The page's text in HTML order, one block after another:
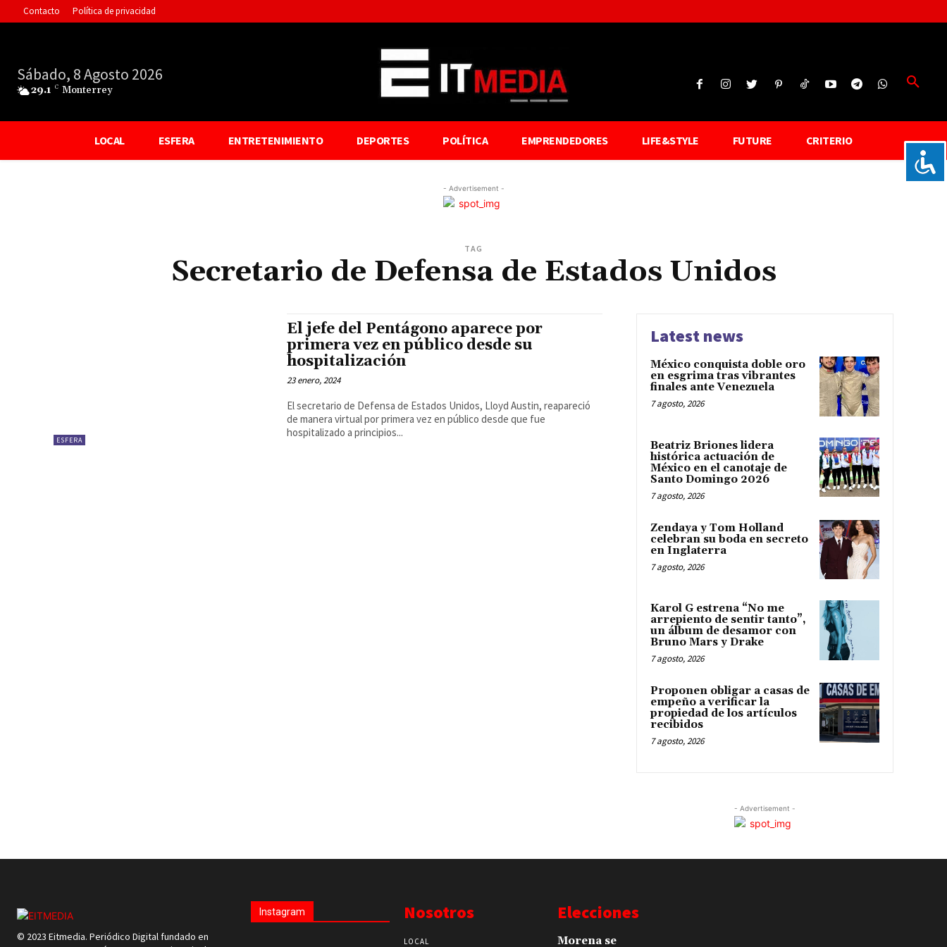
Contacto Política de privacidad
Sábado, 8 Agosto 2026
29.1 C Monterrey
LOCAL ESFERA ENTRETENIMIENTO DEPORTES POLÍTICA EMPRENDEDORES LIFE&STYLE FUTURE CRITERIO
- Advertisement -
TAG
Secretario de Defensa de Estados Unidos
ESFERA
El jefe del Pentágono aparece por
primera vez en público desde su
hospitalización
23 enero, 2024
El secretario de Defensa de Estados Unidos, Lloyd Austin, reapareció
de manera virtual por primera vez en público desde que fue
hospitalizado a principios...
Latest news
México conquista doble oro
en esgrima tras vibrantes
finales ante Venezuela
7 agosto, 2026
Beatriz Briones lidera
histórica actuación de
México en el canotaje de
Santo Domingo 2026
7 agosto, 2026
Zendaya y Tom Holland
celebran su boda en secreto
en Inglaterra
7 agosto, 2026
Karol G estrena “No me
arrepiento de sentir tanto”,
un álbum de desamor con
Bruno Mars y Drake
7 agosto, 2026
Proponen obligar a casas de
empeño a verificar la
propiedad de los artículos
recibidos
7 agosto, 2026
- Advertisement -
© 2023 Eitmedia. Periódico Digital fundado en
Instagram Nosotros
LOCAL
Elecciones
Morena se